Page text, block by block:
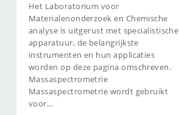
Het Laboratorium voor
Materialenonderzoek en Chemische
analyse is uitgerust met specialistische
apparatuur, de belangrijkste
instrumenten en hun applicaties
worden op deze pagina omschreven.
Massaspectrometrie
Massaspectrometrie wordt gebruikt
voor…